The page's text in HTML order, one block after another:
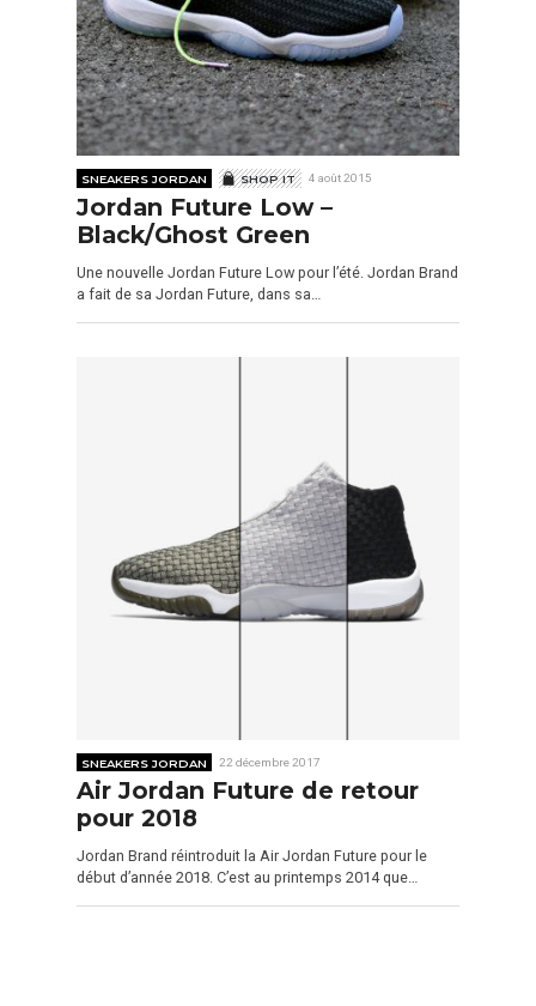
SNEAKERS JORDAN SHOP IT 4 août 2015
Jordan Future Low –
Black/Ghost Green
Une nouvelle Jordan Future Low pour l’été. Jordan Brand
a fait de sa Jordan Future, dans sa…
SNEAKERS JORDAN 22 décembre 2017
Air Jordan Future de retour
pour 2018
Jordan Brand réintroduit la Air Jordan Future pour le
début d’année 2018. C’est au printemps 2014 que…